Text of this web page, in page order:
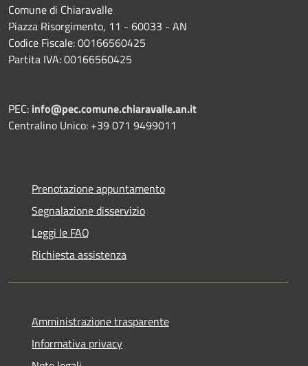
Comune di Chiaravalle
Piazza Risorgimento, 11 - 60033 - AN
Codice Fiscale: 00166560425
Partita IVA: 00166560425
PEC: info@pec.comune.chiaravalle.an.it
Centralino Unico: +39 071 9499011
Prenotazione appuntamento
Segnalazione disservizio
Leggi le FAQ
Richiesta assistenza
Amministrazione trasparente
Informativa privacy